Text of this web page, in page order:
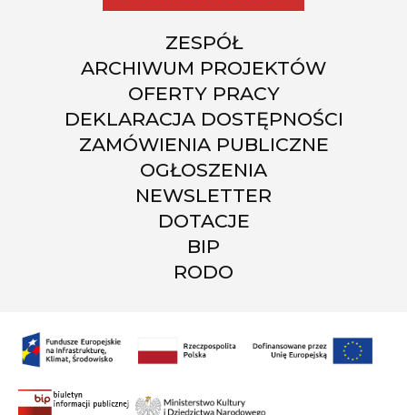
ZESPÓŁ
ARCHIWUM PROJEKTÓW
OFERTY PRACY
DEKLARACJA DOSTĘPNOŚCI
ZAMÓWIENIA PUBLICZNE
OGŁOSZENIA
NEWSLETTER
DOTACJE
BIP
RODO